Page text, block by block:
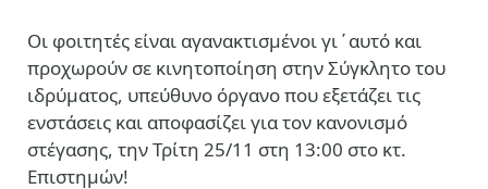
Οι φοιτητές είναι αγανακτισμένοι γι΄αυτό και
προχωρούν σε κινητοποίηση στην Σύγκλητο του
ιδρύματος, υπεύθυνο όργανο που εξετάζει τις
ενστάσεις και αποφασίζει για τον κανονισμό
στέγασης, την Τρίτη 25/11 στη 13:00 στο κτ.
Επιστημών!